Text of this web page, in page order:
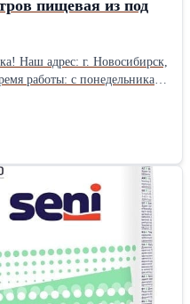
пищевая из под
Выходной: суббота и